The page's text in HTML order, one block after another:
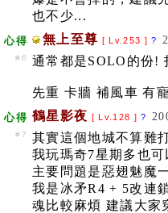
也不少...
心得 無上至尊 [ Lv.253 ]?
#6 通常都是SOLO的份!
先重 卡牆 補風車 有
心得 鶴星影夜 [ Lv.128 ]?
#7
其實這個地城不算難
我玩瑪奇7星期多也
主要問題是惡翅魅魔
我是冰矛R4 + 5改連
魂比較麻煩 建議大家